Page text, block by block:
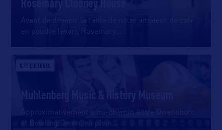
Avant de devenir la tante de notre amateur de café
en poudre favori, Rosemary
SITE CULTUREL
Muhlenberg Music & History Museum
Approximativement à mi-chemin entre Owensboro
et Bowling Green, en plein